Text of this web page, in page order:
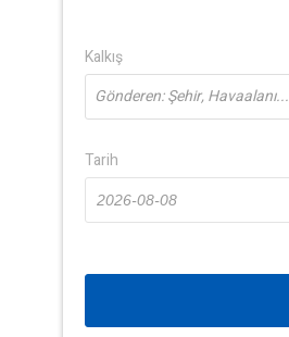
Kalkış
Gönderen: Şehir, Havaalanı...
Tarih